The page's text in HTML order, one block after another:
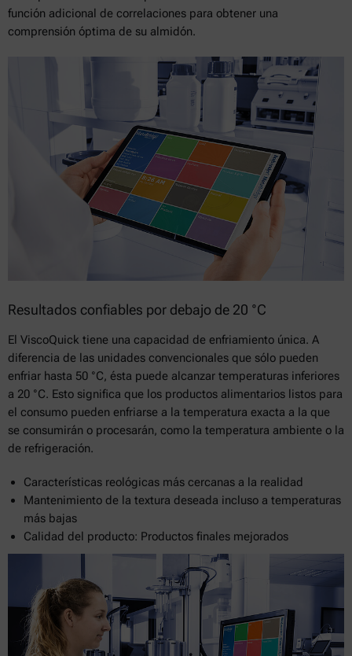
función adicional de correlaciones para obtener una
comprensión óptima de su almidón.
Resultados confiables por debajo de 20 °C
El ViscoQuick tiene una capacidad de enfriamiento única. A
diferencia de las unidades convencionales que sólo pueden
enfriar hasta 50 °C, ésta puede alcanzar temperaturas inferiores
a 20 °C. Esto significa que los productos alimentarios listos para
el consumo pueden enfriarse a la temperatura exacta a la que
se consumirán o procesarán, como la temperatura ambiente o la
de refrigeración.
Características reológicas más cercanas a la realidad
Mantenimiento de la textura deseada incluso a temperaturas
más bajas
Calidad del producto: Productos finales mejorados